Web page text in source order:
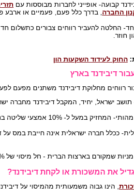
קבועה- אופייני לחברות מבוססות עם
החברה , בדרך כלל פעם, פעמיים או ארבע
החלטה להעביר רווחים צבורים
חוזר.
החוק לעידוד השקעות הון
דיבידנד בארץ
רווחים מחלוקת דיבידנד משתנים מפעם
ישראל, יחיד, המקבל דיבידנד מחברה
מהותי- המחזיק במעל ל- 10% אמצעי שליטה בחברה, ישלם מס בשיעור של כ- 25%.
ככלל חברה ישראלית אינה חייבת במס
שמקורם בארצות הברית - חל מיסוי של 25%.
את המשכורת או לקחת דיבידנד?
, הינו גבוה משמעותית מהמיסוי על